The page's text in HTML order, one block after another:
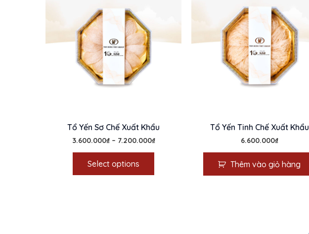
Tổ Yến Sơ Chế Xuất Khẩu
3.600.000₫– 7.200.000₫
Select options
Tổ Yến Tinh Chế Xuất Khẩu
6.600.000₫
Thêm vào giỏ hàng